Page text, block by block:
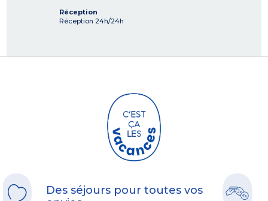
Réception
Réception 24h/24h
Des séjours pour toutes vos